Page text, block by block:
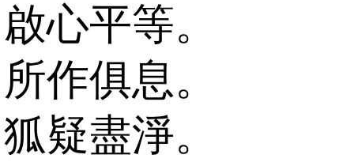
啟心平等。
所作俱息。
狐疑盡淨。